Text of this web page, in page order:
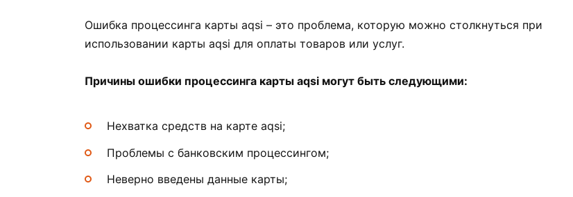
Ошибка процессинга карты aqsi – это проблема, которую можно столкнуться при
использовании карты aqsi для оплаты товаров или услуг.
Причины ошибки процессинга карты aqsi могут быть следующими:
Нехватка средств на карте aqsi;
Проблемы с банковским процессингом;
Неверно введены данные карты;